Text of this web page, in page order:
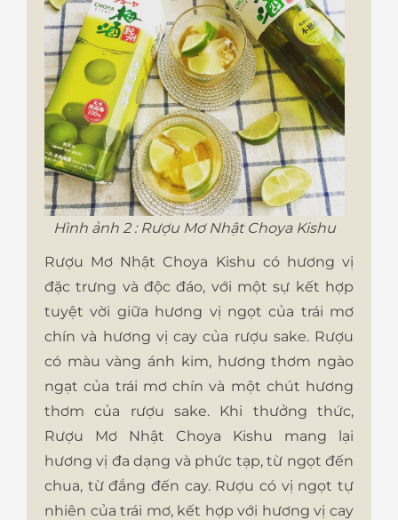
Hình ảnh 2 : Rượu Mơ Nhật Choya Kishu
Rượu Mơ Nhật Choya Kishu có hương vị
đặc trưng và độc đáo, với một sự kết hợp
tuyệt vời giữa hương vị ngọt của trái mơ
chín và hương vị cay của rượu sake. Rượu
có màu vàng ánh kim, hương thơm ngào
ngạt của trái mơ chín và một chút hương
thơm của rượu sake. Khi thưởng thức,
Rượu Mơ Nhật Choya Kishu mang lại
hương vị đa dạng và phức tạp, từ ngọt đến
chua, từ đắng đến cay. Rượu có vị ngọt tự
nhiên của trái mơ, kết hợp với hương vị cay